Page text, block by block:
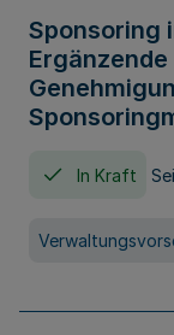
Sponsoring
In Kraft